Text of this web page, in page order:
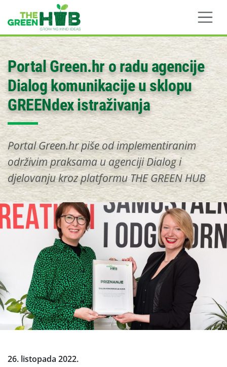
Skip to main content
Portal Green.hr o radu agencije
Dialog komunikacije u sklopu
GREENdex istraživanja
Portal Green.hr piše od implementiranim
održivim praksama u agenciji Dialog i
djelovanju kroz platformu THE GREEN HUB
26. listopada 2022.